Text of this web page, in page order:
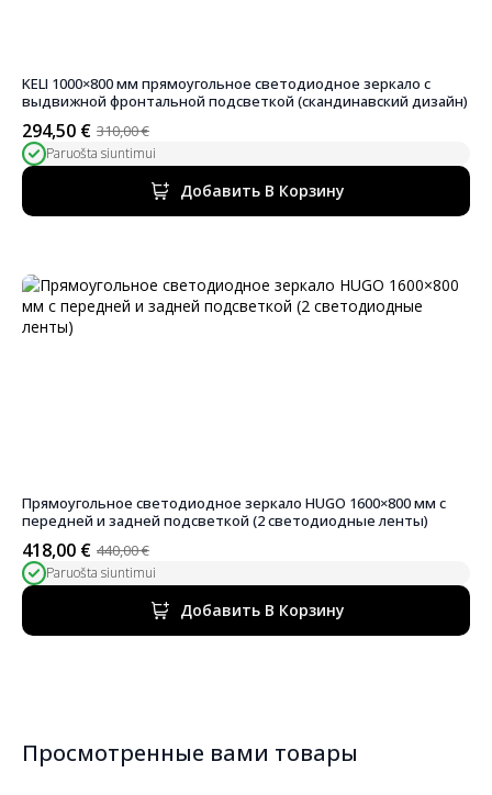
KELI 1000×800 мм прямоугольное светодиодное зеркало с
выдвижной фронтальной подсветкой (скандинавский дизайн)
310,00€
Первоначальная
цена
была:
310,00 €.
294,50 €
Текущая
цена:
294,50 €.
Paruošta siuntimui
Добавить В Корзину
Прямоугольное светодиодное зеркало HUGO 1600×800 мм с
передней и задней подсветкой (2 светодиодные ленты)
440,00€
Первоначальная
цена
была:
440,00 €.
418,00 €
Текущая
цена:
418,00 €.
Paruošta siuntimui
Добавить В Корзину
Просмотренные вами товары